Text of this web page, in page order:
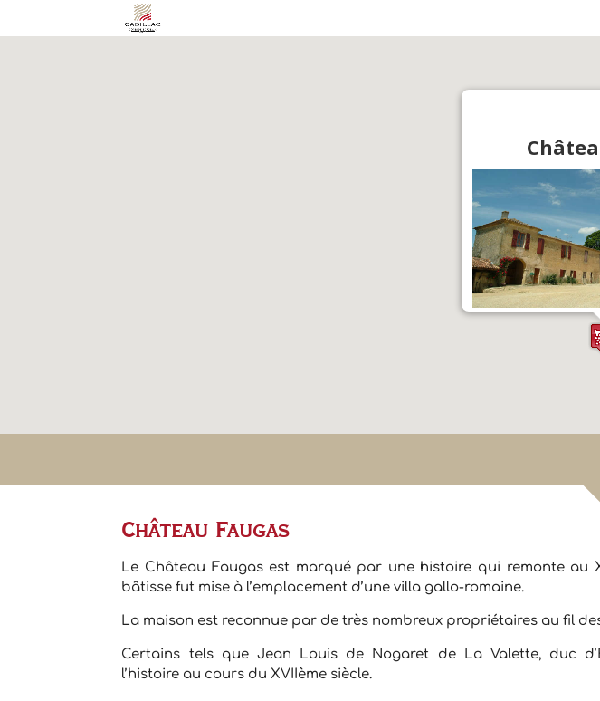
Château Faugas
Le Château Faugas est marqué par une histoire qui remonte au
bâtisse fut mise à l’emplacement d’une villa gallo-romaine.
La maison est reconnue par de très nombreux propriétaires au fil
Certains tels que Jean Louis de Nogaret de La Valette, duc
l’histoire au cours du XVIIème siècle.